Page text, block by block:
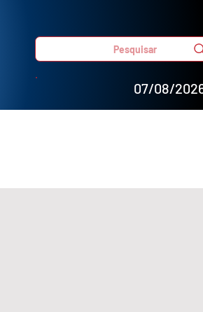
Pesquisar
07/08/